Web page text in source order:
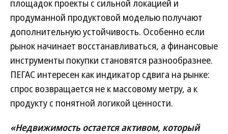
площадок проекты с сильной локацией и
продуманной продуктовой моделью получают
дополнительную устойчивость. Особенно если
рынок начинает восстанавливаться, а финансовые
инструменты покупки становятся разнообразнее.
ПЕГАС интересен как индикатор сдвига на рынке:
спрос возвращается не к массовому метру, а к
продукту с понятной логикой ценности.
«Недвижимость остается активом, который